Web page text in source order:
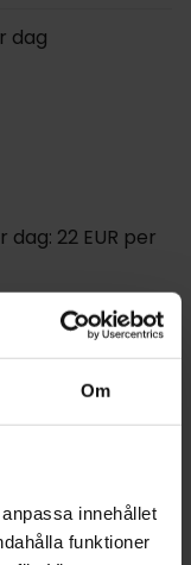
Om
innehållet
funktioner
dag
22 EUR per